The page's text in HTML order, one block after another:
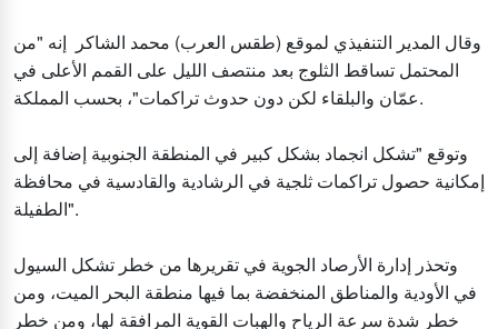
وقال المدير التنفيذي لموقع (طقس العرب) محمد الشاكر إنه "من
المحتمل تساقط الثلوج بعد منتصف الليل على القمم الأعلى في
عمّان والبلقاء لكن دون حدوث تراكمات"، بحسب المملكة.
وتوقع "تشكل انجماد بشكل كبير في المنطقة الجنوبية إضافة إلى
إمكانية حصول تراكمات ثلجية في الرشادية والقادسية في محافظة
الطفيلة".
وتحذر إدارة الأرصاد الجوية في تقريرها من خطر تشكل السيول
في الأودية والمناطق المنخفضة بما فيها منطقة البحر الميت، ومن
خطر شدة سرعة الرياح والهبات القوية المرافقة لها، ومن خطر